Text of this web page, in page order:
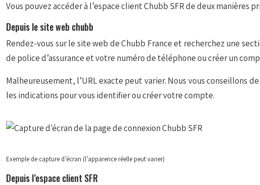
Vous pouvez accéder à l’espace client Chubb SFR de deux manières
Depuis le site web chubb
Rendez-vous sur le site web de Chubb France et recherchez une
de police d’assurance et votre numéro de téléphone ou créer un
Malheureusement, l’URL exacte peut varier. Nous vous conseillons
les indications pour vous identifier ou créer votre compte.
Exemple de capture d’écran (l’apparence réelle peut varier)
Depuis l’espace client SFR